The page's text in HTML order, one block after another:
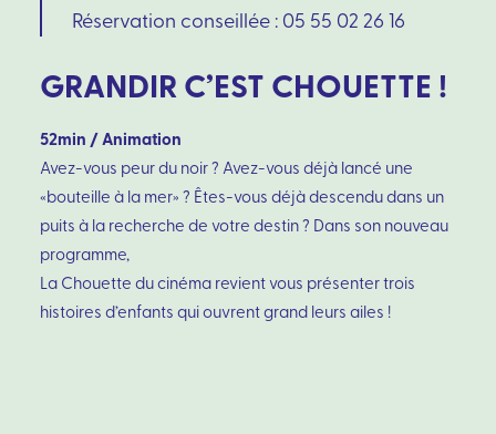
Réservation conseillée : 05 55 02 26 16
GRANDIR C’EST CHOUETTE !
52min / Animation
Avez-vous peur du noir ? Avez-vous déjà lancé une
«bouteille à la mer» ? Êtes-vous déjà descendu dans un
puits à la recherche de votre destin ? Dans son nouveau
programme,
La Chouette du cinéma revient vous présenter trois
histoires d’enfants qui ouvrent grand leurs ailes !